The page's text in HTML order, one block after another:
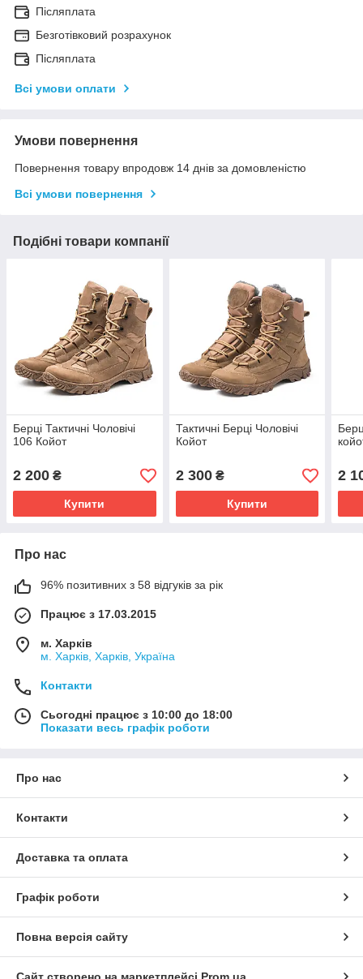
Післяплата
Безготівковий розрахунок
Післяплата
Всі умови оплати
Умови повернення
Повернення товару впродовж 14 днів за домовленістю
Всі умови повернення
Подібні товари компанії
Берці Тактичні Чоловічі
106 Койот
2 200 ₴
Купити
Тактичні Берці Чоловічі
Койот
2 300₴
Купити
2
Про нас
96% позитивних з 58 відгуків за рік
Працює з 17.03.2015
м. Харків
м. Харків, Харків, Україна
Контакти
Сьогодні працює з 10:00 до 18:00
Показати весь графік роботи
Про нас
Контакти
Доставка та оплата
Графік роботи
Повна версія сайту